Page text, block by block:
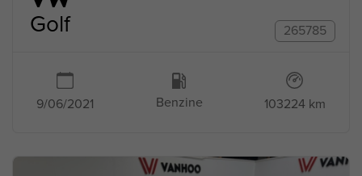
Golf 265785
9/06/2021 Benzine 103224 km